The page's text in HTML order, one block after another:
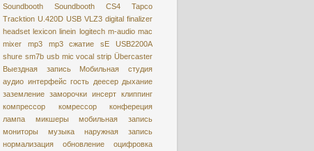
Soundbooth
Soundbooth CS4
Tapco
Tracktion U.420D USB VLZ3 digital finalizer
headset lexicon linein logitech m-audio mac
mixer
mp3 mp3 сжатие
sE USB2200A
shure sm7b usb mic vocal strip Übercaster
Выездная запись
Мобильная студия
аудио интерфейс гость деесер дыхание
заземление заморочки инсерт клиппинг
компрессор
комрессор
конфереция
лампа
микшеры
мобильная запись
мониторы
музыка
наружная запись
нормализация
обновление
оцифровкa